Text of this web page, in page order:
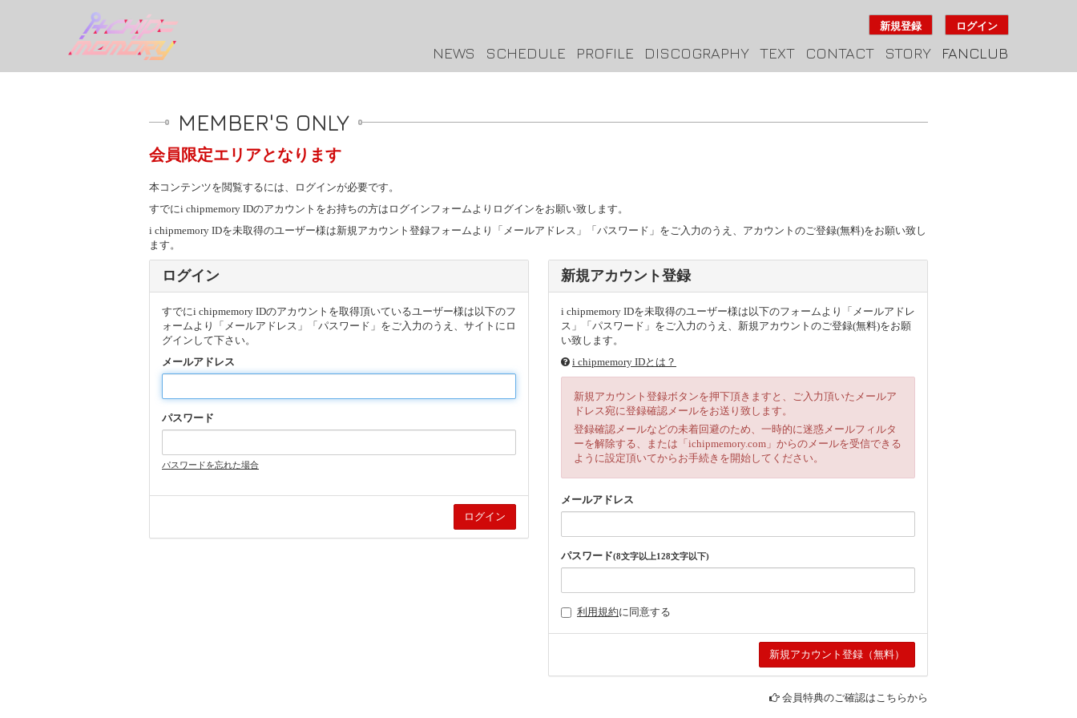
新規登録 ログイン
NEWS SCHEDULE PROFILE DISCOGRAPHY TEXT CONTACT STORY FANCLUB
MEMBER'S ONLY
会員限定エリアとなります
本コンテンツを閲覧するには、ログインが必要です。
すでにi chipmemory IDのアカウントをお持ちの方はログインフォームよりログインをお願い致します。
i chipmemory IDを未取得のユーザー様は新規アカウント登録フォームより「メールアドレス」「パスワード」をご入力のうえ、アカウントのご登録(無料)をお願い致し
ます。
ログイン
すでにi chipmemory IDのアカウントを取得頂いているユーザー様は以下のフ
ォームより「メールアドレス」「パスワード」をご入力のうえ、サイトにロ
グインして下さい。
メールアドレス
パスワード
パスワードを忘れた場合
新規アカウント登録
i chipmemory IDを未取得のユーザー様は以下のフォームより「メールアドレ
ス」「パスワード」をご入力のうえ、新規アカウントのご登録(無料)をお願
い致します。
i chipmemory IDとは？
新規アカウント登録ボタンを押下頂きますと、ご入力頂いたメールア
ドレス宛に登録確認メールをお送り致します。
登録確認メールなどの未着回避のため、一時的に迷惑メールフィルタ
ーを解除する、または「ichipmemory.com」からのメールを受信できる
ように設定頂いてからお手続きを開始してください。
メールアドレス
パスワード(8文字以上128文字以下)
利用規約に同意する
会員特典のご確認はこちらから